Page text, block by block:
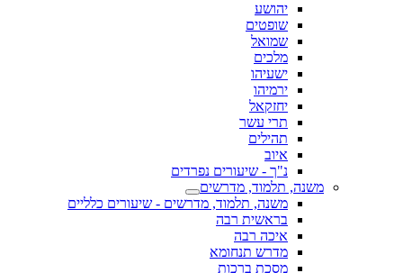
יהושע
שופטים
שמואל
מלכים
ישעיהו
ירמיהו
יחזקאל
תרי עשר
תהילים
איוב
נ"ך - שיעורים נפרדים
משנה, תלמוד, מדרשים
משנה, תלמוד, מדרשים - שיעורים כלליים
בראשית רבה
איכה רבה
מדרש תנחומא
מסכת ברכות